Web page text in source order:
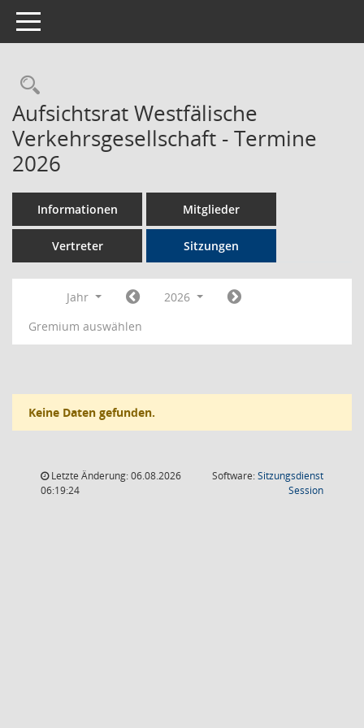
Toggle navigation
Rechercheauswahl
Aufsichtsrat Westfälische
Verkehrsgesellschaft - Termine
2026
Informationen Mitglieder
Vertreter Sitzungen
Jahr
2026
Gremium auswählen
Keine Daten gefunden.
Letzte Änderung: 06.08.2026
06:19:24
Software:Sitzungsdienst
Session(Wird in